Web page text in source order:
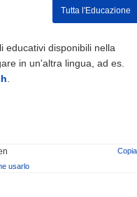
Tutta l'Educazione
educativi disponibili nella
in un'altra lingua, ad es.
Copia
usarlo